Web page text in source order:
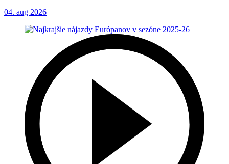
04. aug 2026